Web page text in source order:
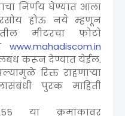
निर्णय घेण्यात आला
होऊ नये म्हणून
मीटरचा फोटो
www.mahadiscom.in
करून देण्यात येईल.
रिक्त राहणाऱ्या
पुरक माहिती
या क्रमांकावर